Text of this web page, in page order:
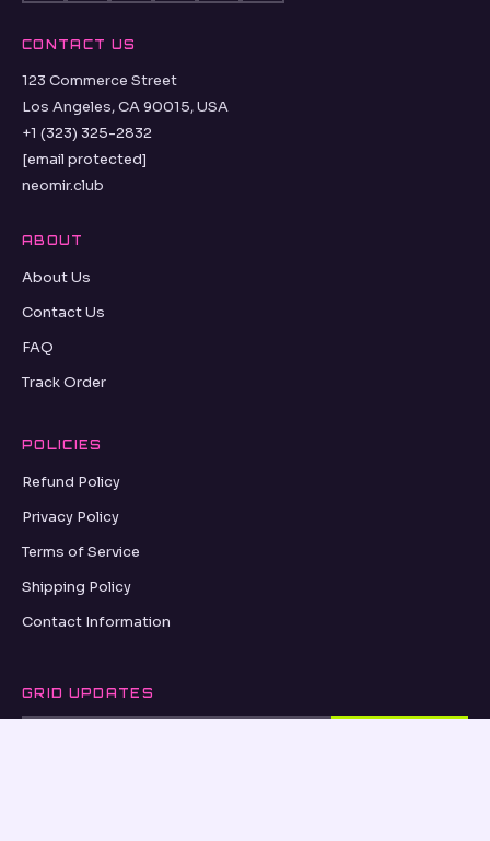
CONTACT US
123 Commerce Street
Los Angeles, CA 90015, USA
+1 (323) 325-2832
[email protected]
neomir.club
ABOUT
About Us
Contact Us
FAQ
Track Order
POLICIES
Refund Policy
Privacy Policy
Terms of Service
Shipping Policy
Contact Information
GRID UPDATES